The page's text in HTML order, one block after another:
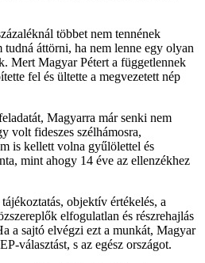
többet nem tennének
áttörni, ha nem lenne egy olyan
Mert Magyar Pétert a függetlennek
fel és ültette a megvezetett nép
Magyarra már senki nem
volt fideszes szélhámosra,
is kellett volna gyűlölettel és
mint ahogy 14 éve az ellenzékhez
objektív értékelés, a
elfogulatlan és részrehajlás
a sajtó elvégzi ezt a munkát, Magyar
választást, s az egész országot.